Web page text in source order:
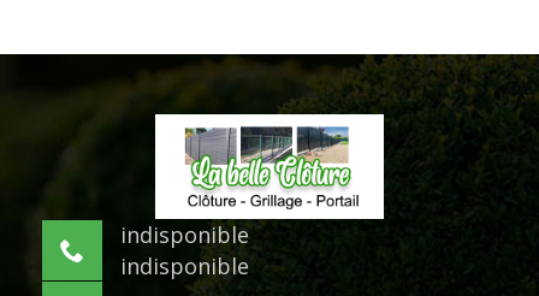
indisponible
indisponible